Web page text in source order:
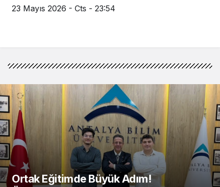
23 Mayıs 2026 - Cts - 23:54
Ortak Eğitimde Büyük Adım!